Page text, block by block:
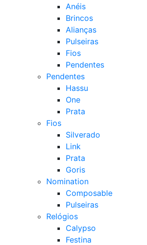
Anéis
Brincos
Alianças
Pulseiras
Fios
Pendentes
Pendentes
Hassu
One
Prata
Fios
Silverado
Link
Prata
Goris
Nomination
Composable
Pulseiras
Relógios
Calypso
Festina